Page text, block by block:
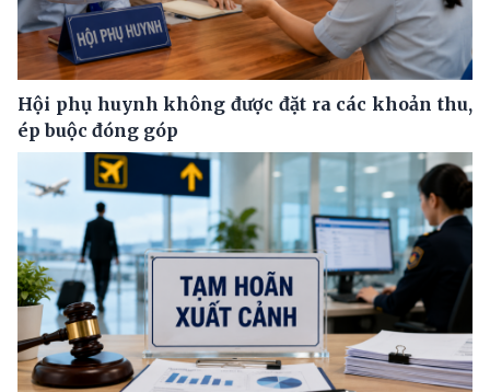
Hội phụ huynh không được đặt ra các khoản thu,
ép buộc đóng góp